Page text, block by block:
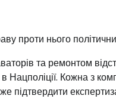
проти нього
та ремонтом
Кожна з
підтвердити